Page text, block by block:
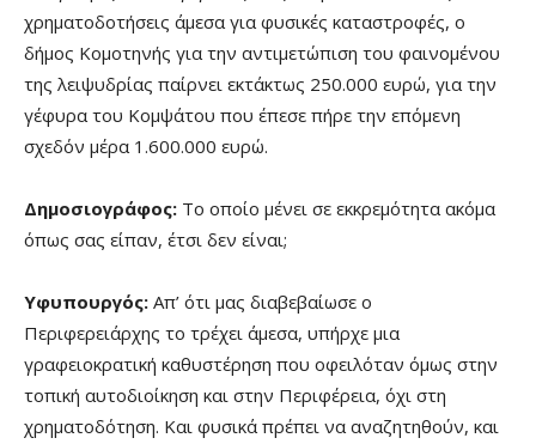
χρηματοδοτήσεις άμεσα για φυσικές καταστροφές, ο
δήμος Κομοτηνής για την αντιμετώπιση του φαινομένου
της λειψυδρίας παίρνει εκτάκτως 250.000 ευρώ, για την
γέφυρα του Κομψάτου που έπεσε πήρε την επόμενη
σχεδόν μέρα 1.600.000 ευρώ.
Δημοσιογράφος: Το οποίο μένει σε εκκρεμότητα ακόμα
όπως σας είπαν, έτσι δεν είναι;
Υφυπουργός: Απ’ ότι μας διαβεβαίωσε ο
Περιφερειάρχης το τρέχει άμεσα, υπήρχε μια
γραφειοκρατική καθυστέρηση που οφειλόταν όμως στην
τοπική αυτοδιοίκηση και στην Περιφέρεια, όχι στη
χρηματοδότηση. Και φυσικά πρέπει να αναζητηθούν, και